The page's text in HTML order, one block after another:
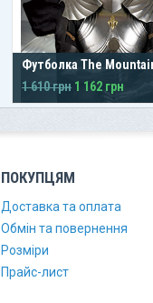
Футболка The
1 610 грн 1 162 грн
ПОКУПЦЯМ
Доставка та оплата
Обмін та повернення
Розміри
Прайс-лист